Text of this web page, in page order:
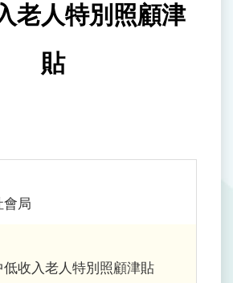
老人特別照顧津
貼
會局
低收入老人特別照顧津貼